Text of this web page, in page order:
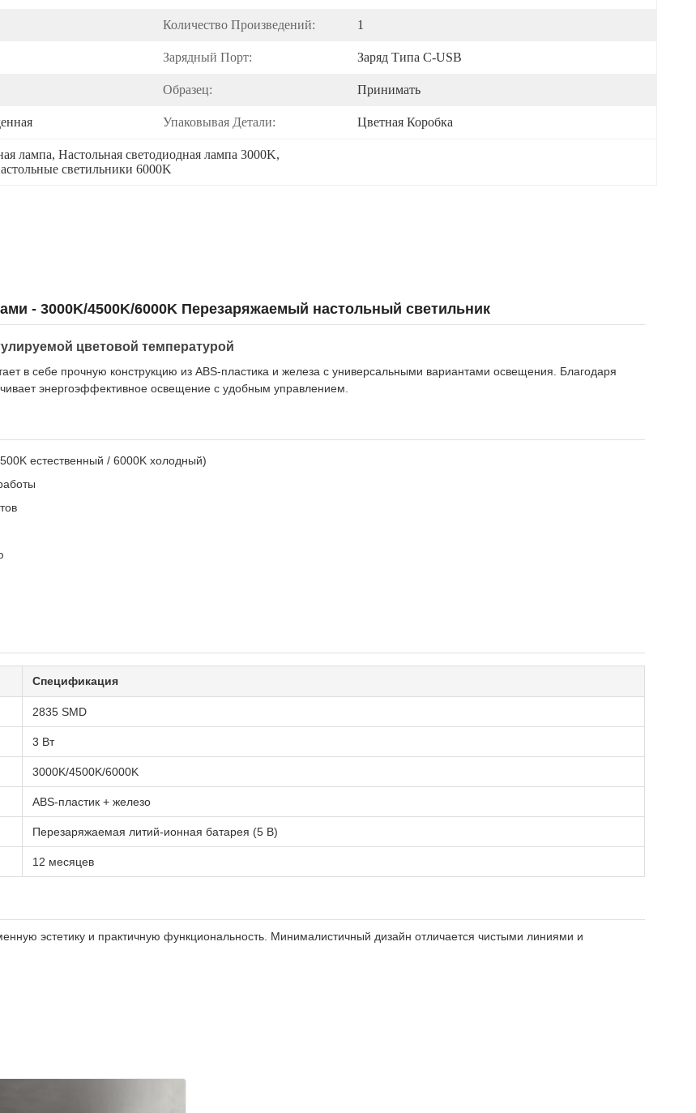
Количество Произведений: 1
Зарядный Порт: Заряд Типа C-USB
Образец: Принимать
Упаковывая Детали: Цветная Коробка
лампа, Настольная светодиодная лампа 3000K,
светильники 6000K
- 3000K/4500K/6000K Перезаряжаемый настольный светильник
цветовой температурой
в себе прочную конструкцию из ABS-пластика и железа с универсальными вариантами освещения. Благодаря
энергоэффективное освещение с удобным управлением.
естественный / 6000K холодный)
Спецификация
2835 SMD
3 Вт
3000K/4500K/6000K
ABS-пластик + железо
Перезаряжаемая литий-ионная батарея (5 В)
12 месяцев
эстетику и практичную функциональность. Минималистичный дизайн отличается чистыми линиями и